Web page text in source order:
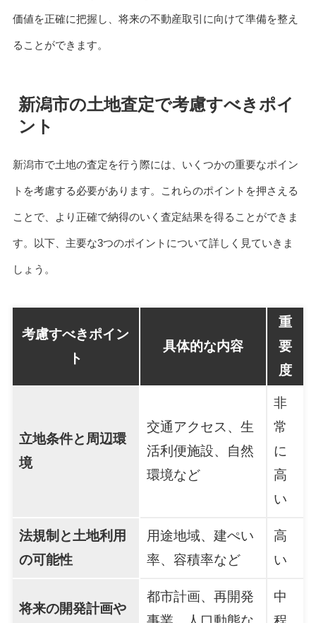
価値を正確に把握し、将来の不動産取引に向けて準備を整え
ることができます。
新潟市の土地査定で考慮すべきポイ
ント
新潟市で土地の査定を行う際には、いくつかの重要なポイン
トを考慮する必要があります。これらのポイントを押さえる
ことで、より正確で納得のいく査定結果を得ることができま
す。以下、主要な3つのポイントについて詳しく見ていきま
しょう。
考慮すべきポイン
ト
具体的な内容
重
要
度
立地条件と周辺環
境
交通アクセス、生
活利便施設、自然
環境など
非
常
に
高
い
法規制と土地利用
の可能性
用途地域、建ぺい
率、容積率など
高
い
将来の開発計画や
都市計画、再開発
中